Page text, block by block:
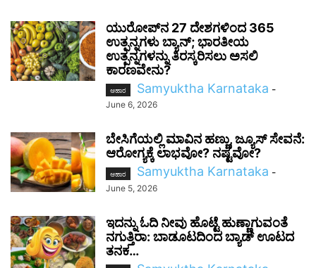
ಯುರೋಪ್‌ನ 27 ದೇಶಗಳಿಂದ 365
ಉತ್ಪನ್ನಗಳು ಬ್ಯಾನ್; ಭಾರತೀಯ
ಉತ್ಪನ್ನಗಳನ್ನು ತಿರಸ್ಕರಿಸಲು ಅಸಲಿ
ಕಾರಣವೇನು?
ಆಹಾರ Samyuktha Karnataka -
June 6, 2026
ಬೇಸಿಗೆಯಲ್ಲಿ ಮಾವಿನ ಹಣ್ಣು, ಜ್ಯೂಸ್ ಸೇವನೆ:
ಆರೋಗ್ಯಕ್ಕೆ ಲಾಭವೋ? ನಷ್ಟವೋ?
ಆಹಾರ Samyuktha Karnataka -
June 5, 2026
ಇದನ್ನು ಓದಿ ನೀವು ಹೊಟ್ಟೆ ಹುಣ್ಣಾಗುವಂತೆ
ನಗುತ್ತಿರಾ: ಬಾಡೂಟದಿಂದ ಬ್ಯಾಡ್ ಊಟದ
ತನಕ…